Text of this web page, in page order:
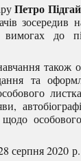
Петро
зосередив
до
також
та
щодо
серпня 2020 р.